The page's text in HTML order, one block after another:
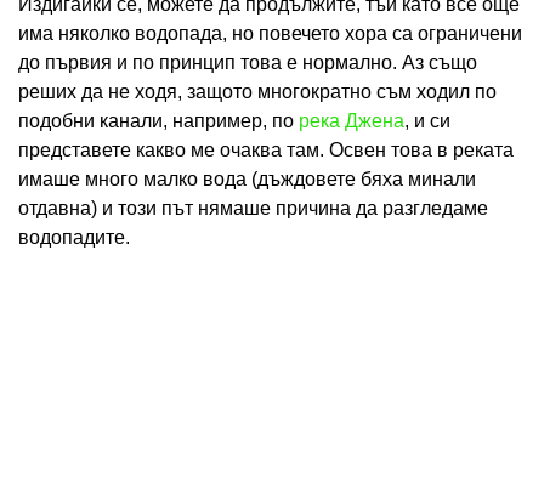
Издигайки се, можете да продължите, тъй като все още
има няколко водопада, но повечето хора са ограничени
до първия и по принцип това е нормално. Аз също
реших да не ходя, защото многократно съм ходил по
подобни канали, например, по река Джена, и си
представете какво ме очаква там. Освен това в реката
имаше много малко вода (дъждовете бяха минали
отдавна) и този път нямаше причина да разгледаме
водопадите.